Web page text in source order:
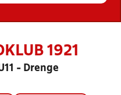
1921
- Drenge